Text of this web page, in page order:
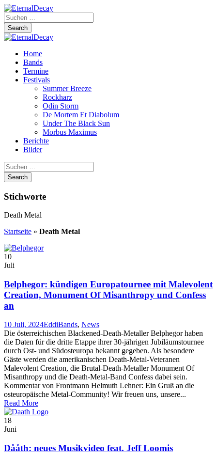
Home
Bands
Termine
Festivals
Summer Breeze
Rockharz
Odin Storm
De Mortem Et Diabolum
Under The Black Sun
Morbus Maximus
Berichte
Bilder
Stichworte
Death Metal
Startseite » Death Metal
10
Juli
Belphegor: kündigen Europatournee mit Malevolent
Creation, Monument Of Misanthropy und Confess
an
10 Juli, 2024EddiBands, News
Die österreichischen Blackened-Death-Metaller Belphegor haben
die Daten für die dritte Etappe ihrer 30-jährigen Jubiläumstournee
durch Ost- und Südosteuropa bekannt gegeben. Als besondere
Gäste werden die amerikanischen Death-Metal-Veteranen
Malevolent Creation, die Brutal-Death-Metaller Monument Of
Misanthropy und die Death-Metal-Band Confess dabei sein.
Kommentar von Frontmann Helmuth Lehner: Ein Gruß an die
osteuropäische Metal-Community! Wir freuen uns, unsere...
Read More
18
Juni
Dååth: neues Musikvideo feat. Jeff Loomis